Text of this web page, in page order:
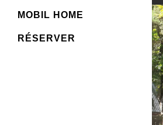
MOBIL HOME
RÉSERVER